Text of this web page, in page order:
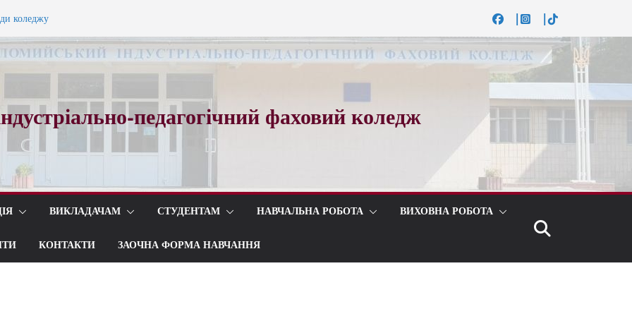
коледжу
вальсу…
педагогічний фаховий коледж
ВИКЛАДАЧАМ СТУДЕНТАМ НАВЧАЛЬНА РОБОТА ВИХОВНА РОБОТА
КОНТАКТИ ЗАОЧНА ФОРМА НАВЧАННЯ